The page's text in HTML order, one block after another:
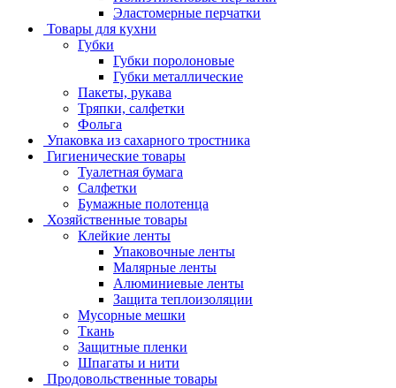
Эластомерные перчатки
Товары для кухни
Губки
Губки поролоновые
Губки металлические
Пакеты, рукава
Тряпки, салфетки
Фольга
Упаковка из сахарного тростника
Гигиенические товары
Туалетная бумага
Салфетки
Бумажные полотенца
Хозяйственные товары
Клейкие ленты
Упаковочные ленты
Малярные ленты
Алюминиевые ленты
Защита теплоизоляции
Мусорные мешки
Ткань
Защитные пленки
Шпагаты и нити
Продовольственные товары